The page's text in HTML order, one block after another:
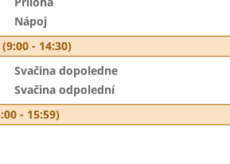
Nápoj
- 14:30)
Svačina dopoledne
Svačina odpolední
- 15:59)